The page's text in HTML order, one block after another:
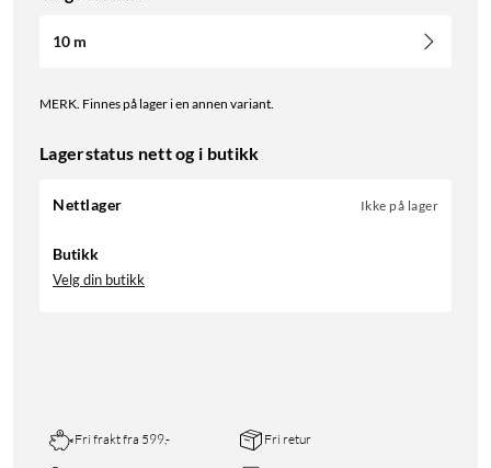
10 m
MERK. Finnes på lager i en annen variant.
Lagerstatus nett og i butikk
Nettlager Ikke på lager
Butikk
Velg din butikk
Fri frakt fra 599,- Fri retur